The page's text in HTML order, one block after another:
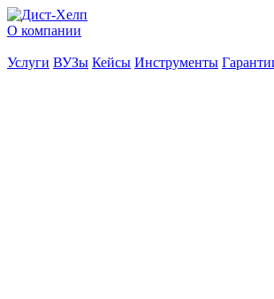
О компании
Услуги ВУЗы Кейсы Инструменты